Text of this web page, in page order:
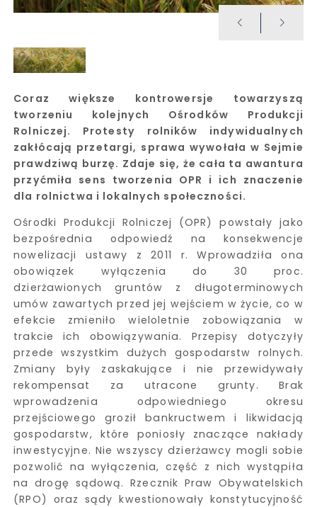
Coraz większe kontrowersje towarzyszą
tworzeniu kolejnych Ośrodków Produkcji
Rolniczej. Protesty rolników indywidualnych
zakłócają przetargi, sprawa wywołała w Sejmie
prawdziwą burzę. Zdaje się, że cała ta awantura
przyćmiła sens tworzenia OPR i ich znaczenie
dla rolnictwa i lokalnych społeczności.
Ośrodki Produkcji Rolniczej (OPR) powstały jako
bezpośrednia odpowiedź na konsekwencje
nowelizacji ustawy z 2011 r. Wprowadziła ona
obowiązek wyłączenia do 30 proc.
dzierżawionych gruntów z długoterminowych
umów zawartych przed jej wejściem w życie, co w
efekcie zmieniło wieloletnie zobowiązania w
trakcie ich obowiązywania. Przepisy dotyczyły
przede wszystkim dużych gospodarstw rolnych.
Zmiany były zaskakujące i nie przewidywały
rekompensat za utracone grunty. Brak
wprowadzenia odpowiedniego okresu
przejściowego groził bankructwem i likwidacją
gospodarstw, które poniosły znaczące nakłady
inwestycyjne. Nie wszyscy dzierżawcy mogli sobie
pozwolić na wyłączenia, część z nich wystąpiła
na drogę sądową. Rzecznik Praw Obywatelskich
(RPO) oraz sądy kwestionowały konstytucyjność